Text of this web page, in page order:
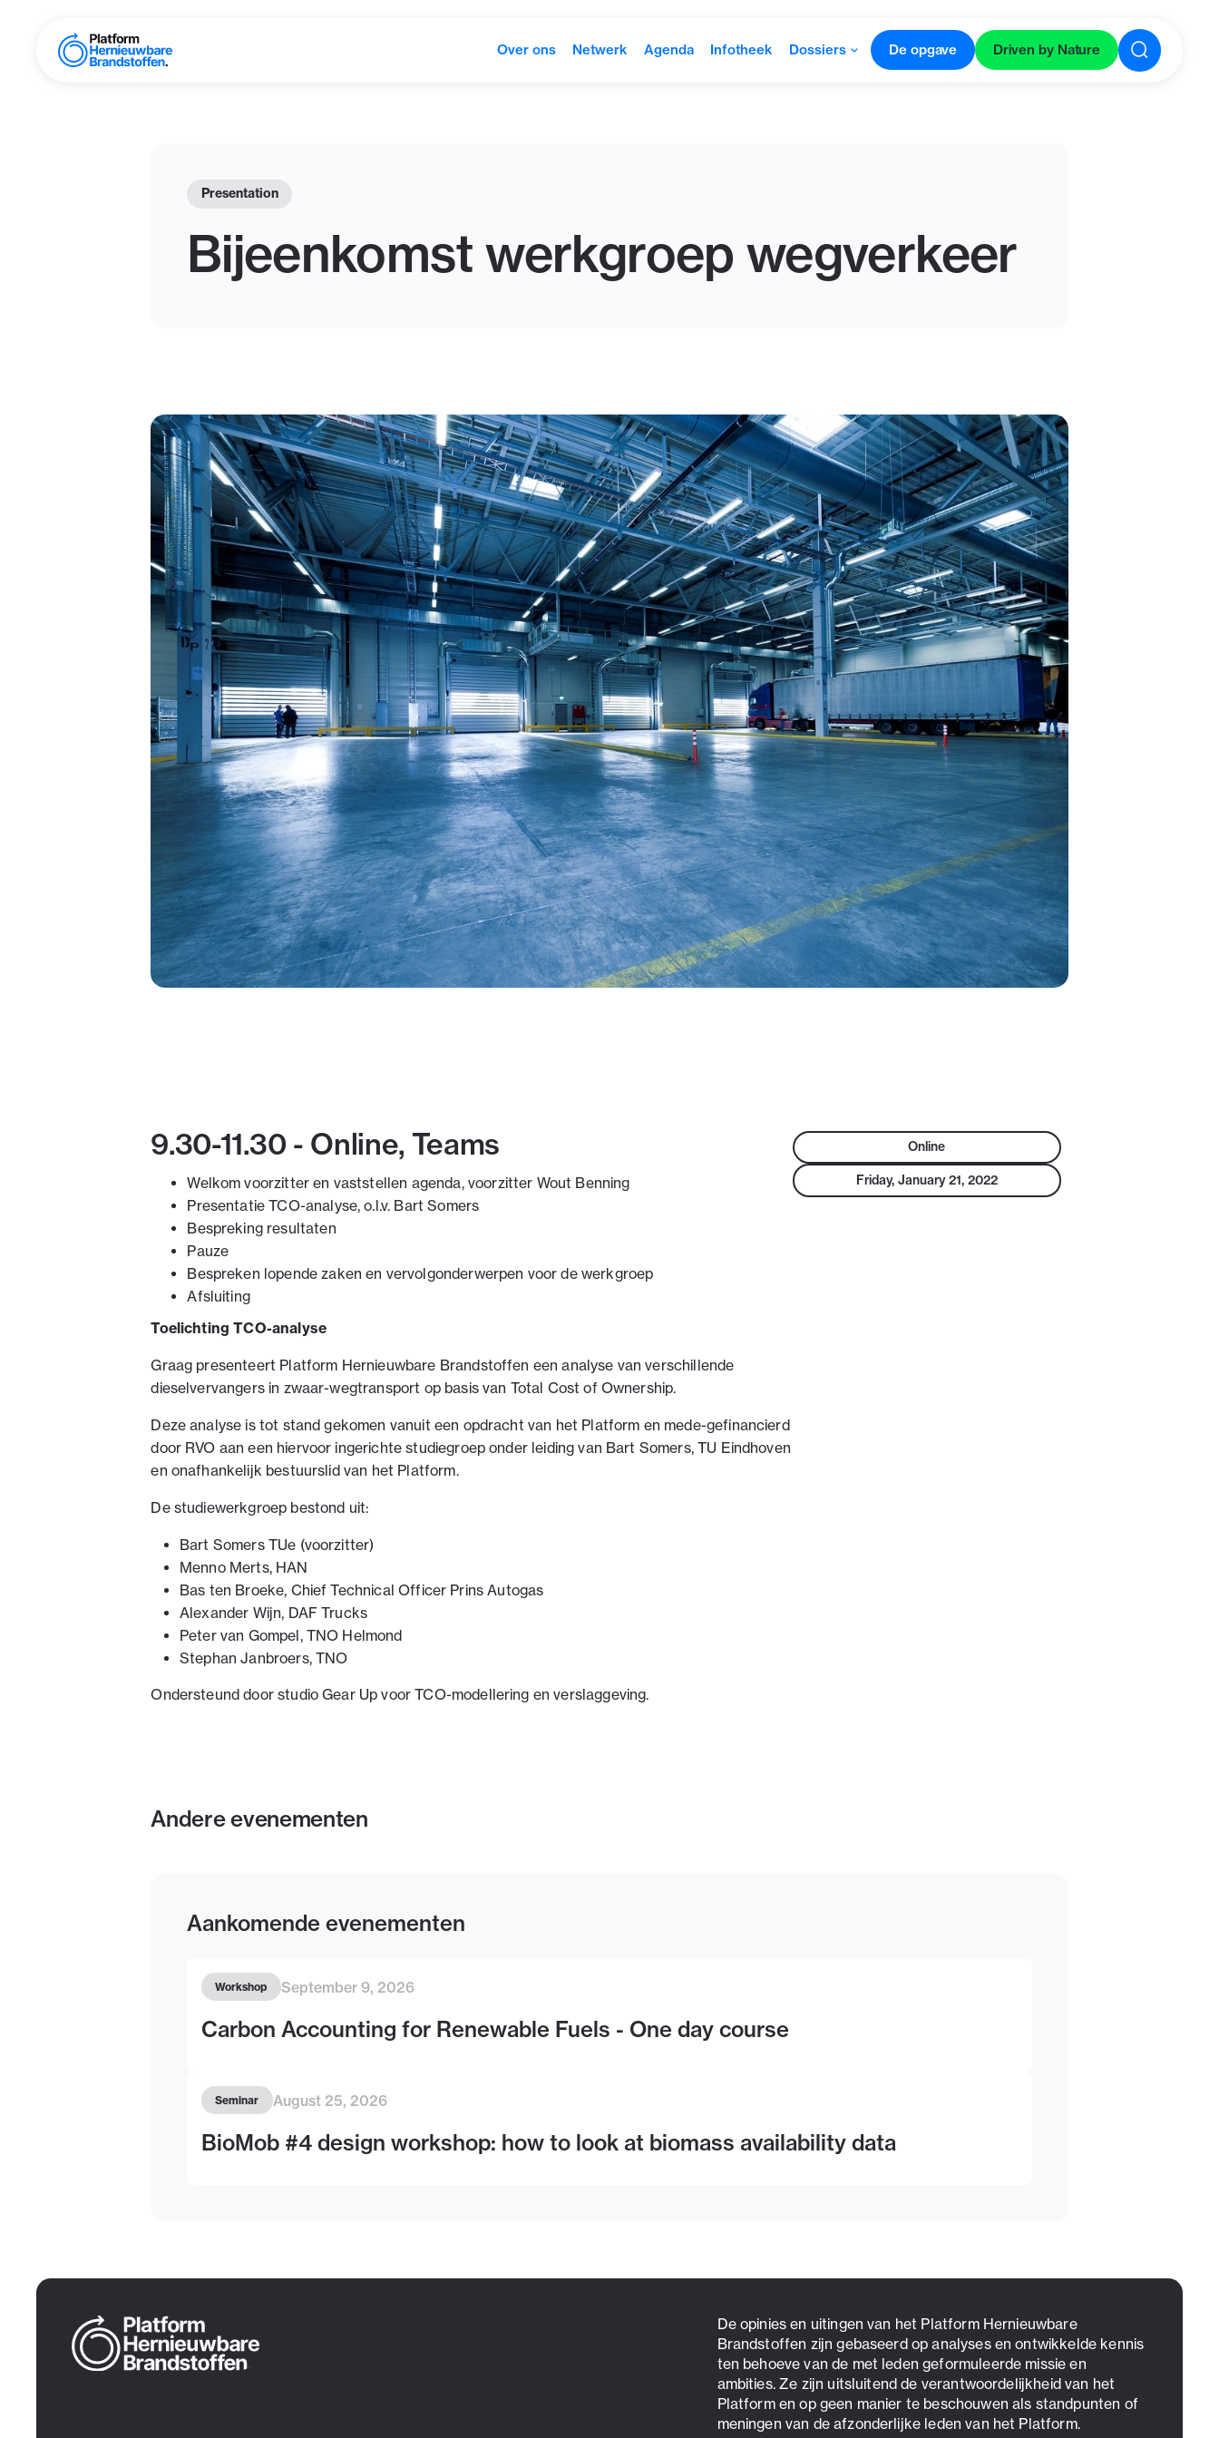
Over ons Netwerk Agenda Infotheek Dossiers De opgave Driven by Nature
Presentation
Bijeenkomst werkgroep wegverkeer
9.30-11.30 - Online, Teams
Welkom voorzitter en vaststellen agenda, voorzitter Wout Benning
Presentatie TCO-analyse, o.l.v. Bart Somers
Bespreking resultaten
Pauze
Bespreken lopende zaken en vervolgonderwerpen voor de werkgroep
Afsluiting
Toelichting TCO-analyse
Graag presenteert Platform Hernieuwbare Brandstoffen een analyse van verschillende
dieselvervangers in zwaar-wegtransport op basis van Total Cost of Ownership.
Deze analyse is tot stand gekomen vanuit een opdracht van het Platform en mede-gefinancierd
door RVO aan een hiervoor ingerichte studiegroep onder leiding van Bart Somers, TU Eindhoven
en onafhankelijk bestuurslid van het Platform.
De studiewerkgroep bestond uit:
Bart Somers TUe (voorzitter)
Menno Merts, HAN
Bas ten Broeke, Chief Technical Officer Prins Autogas
Alexander Wijn, DAF Trucks
Peter van Gompel, TNO Helmond
Stephan Janbroers, TNO
Ondersteund door studio Gear Up voor TCO-modellering en verslaggeving.
Online
Friday, January 21, 2022
Andere evenementen
Aankomende evenementen
Workshop September 9, 2026
Carbon Accounting for Renewable Fuels - One day course
Seminar August 25, 2026
BioMob #4 design workshop: how to look at biomass availability data
De opinies en uitingen van het Platform Hernieuwbare
Brandstoffen zijn gebaseerd op analyses en ontwikkelde kennis
ten behoeve van de met leden geformuleerde missie en
ambities. Ze zijn uitsluitend de verantwoordelijkheid van het
Platform en op geen manier te beschouwen als standpunten of
meningen van de afzonderlijke leden van het Platform.